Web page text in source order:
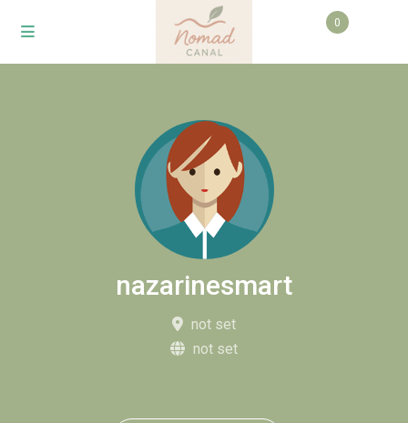
0
nazarinesmart
not set
not set